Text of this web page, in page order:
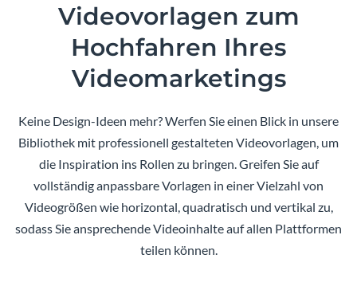
Videovorlagen zum
Hochfahren Ihres
Videomarketings
Keine Design-Ideen mehr? Werfen Sie einen Blick in unsere
Bibliothek mit professionell gestalteten Videovorlagen, um
die Inspiration ins Rollen zu bringen. Greifen Sie auf
vollständig anpassbare Vorlagen in einer Vielzahl von
Videogrößen wie horizontal, quadratisch und vertikal zu,
sodass Sie ansprechende Videoinhalte auf allen Plattformen
teilen können.